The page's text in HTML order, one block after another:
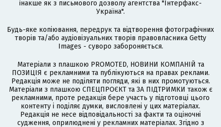
інакше як з письмового дозволу агентства "Інтерфакс-
Україна".
Будь-яке копіювання, передрук та відтворення фотографічних
творів та/або аудіовізуальних творів правовласника Getty
Images - суворо забороняється.
Матеріали з плашкою PROMOTED, НОВИНИ КОМПАНІЙ та
ПОЗИЦІЯ є рекламними та публікуються на правах реклами.
Редакція може не поділяти погляди, які в них промотуються.
Матеріали з плашкою СПЕЦПРОЄКТ та ЗА ПІДТРИМКИ також є
рекламними, проте редакція бере участь у підготовці цього
контенту і поділяє думки, висловлені у цих матеріалах.
Редакція не несе відповідальності за факти та оціночні
судження, оприлюднені у рекламних матеріалах. Згідно з